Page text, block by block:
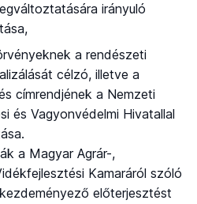
irányuló
a rendészeti
célzó, illetve a
címrendjének a Nemzeti
és Vagyonvédelmi Hivatallal
a Magyar Agrár-,
Kamaráról szóló
előterjesztést